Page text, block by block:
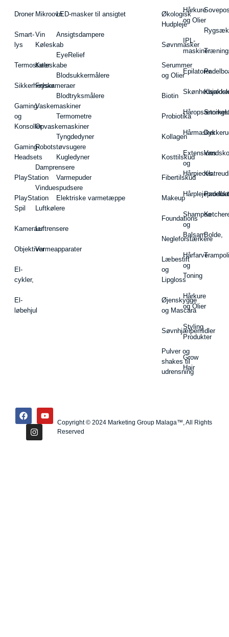
Droner
Smart-
lys
Termostater
Sikkerhedskameraer
Gaming
og
Konsoller
Gaming-
Headsets
PlayStation
PlayStation
Spil
Kameraer
Objektiver
El-
cykler,
El-
løbehjul
Mikroovn
Vin
Køleskab
Køleskabe
Fryser
Vaskemaskiner
Opvaskemaskiner
Robotstøvsugere
Damprensere
Vinduespudsere
Luftkølere
Luftrensere
Varmeapparater
LED-masker til ansigtet
Ansigtsdampere
EyeRelief
Blodsukkermålere
Blodtryksmålere
Termometre
Tyngdedyner
Kugledyner
Varmepuder
Elektriske varmetæppe
Økologisk
Hudpleje
Søvnmasker
Serummer
og Olier
Biotin
Probiotika
Kollagen
Kosttilskud
Fibertilskud
Makeup
Foundations
Negleforstærkere
Læbestift
og
Lipgloss
Øjenskygge
og Mascara
Søvnhjælpemidler
Pulver og
shakes til
udrensning
Hårkure
og Olier
IPL-
maskiner
Epilatorer
Hårmasker
Extensions
og
Hårpieces
Shampoo
og
Balsam
Hårfarve
og
Toning
Hårkure
og Olier
Styling
Produkter
Grow
Hair
Vandsko
Bolde,
Copyright © 2024 Marketing Group Malaga™, All Rights
Reserved